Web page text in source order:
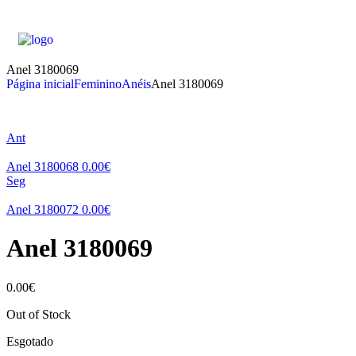
Anel 3180069
Página inicialFemininoAnéisAnel 3180069
Ant
Anel 3180068 0.00€
Seg
Anel 3180072 0.00€
Anel 3180069
0.00€
Out of Stock
Esgotado